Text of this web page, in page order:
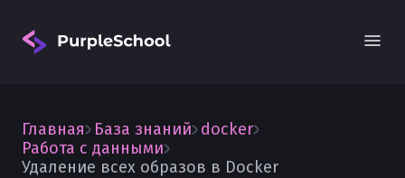
Главная База знаний docker
Работа с данными
Удаление всех образов в Docker